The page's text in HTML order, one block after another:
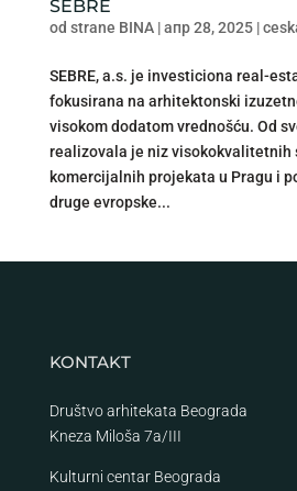
SEBRE
od strane BINA|апр 28, 2025|
SEBRE, a.s. je investiciona real-
fokusirana na arhitektonski
visokom dodatom vrednošću. Od
realizovala je niz visokokvalitetnih
komercijalnih projekata u Pragu i
druge evropske...
KONTAKT
Društvo arhitekata Beograda
Kneza Miloša 7a/III
Kulturni centar Beograda